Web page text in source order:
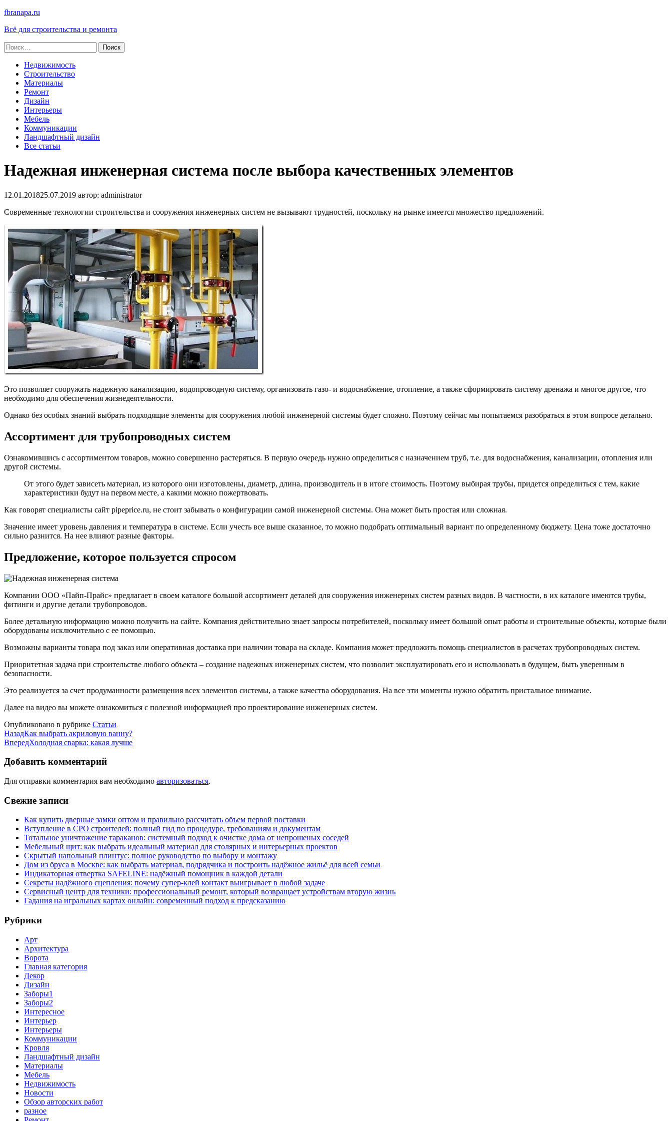
fbranapa.ru
Всё для строительства и ремонта
Найти:
Недвижимость
Строительство
Материалы
Ремонт
Дизайн
Интерьеры
Мебель
Коммуникации
Ландшафтный дизайн
Все статьи
Надежная инженерная система после выбора качественных элементов
12.01.201825.07.2019 автор: administrator
Современные технологии строительства и сооружения инженерных систем не вызывают трудностей, поскольку на рынке имеется множество предложений.
Это позволяет сооружать надежную канализацию, водопроводную систему, организовать газо- и водоснабжение, отопление, а также сформировать систему дренажа и многое другое, что
необходимо для обеспечения жизнедеятельности.
Однако без особых знаний выбрать подходящие элементы для сооружения любой инженерной системы будет сложно. Поэтому сейчас мы попытаемся разобраться в этом вопросе детально.
Ассортимент для трубопроводных систем
Ознакомившись с ассортиментом товаров, можно совершенно растеряться. В первую очередь нужно определиться с назначением труб, т.е. для водоснабжения, канализации, отопления или
другой системы.
От этого будет зависеть материал, из которого они изготовлены, диаметр, длина, производитель и в итоге стоимость. Поэтому выбирая трубы, придется определиться с тем, какие
характеристики будут на первом месте, а какими можно пожертвовать.
Как говорят специалисты сайт pipeprice.ru, не стоит забывать о конфигурации самой инженерной системы. Она может быть простая или сложная.
Значение имеет уровень давления и температура в системе. Если учесть все выше сказанное, то можно подобрать оптимальный вариант по определенному бюджету. Цена тоже достаточно
сильно разнится. На нее влияют разные факторы.
Предложение, которое пользуется спросом
Компании ООО «Пайп-Прайс» предлагает в своем каталоге большой ассортимент деталей для сооружения инженерных систем разных видов. В частности, в их каталоге имеются трубы,
фитинги и другие детали трубопроводов.
Более детальную информацию можно получить на сайте. Компания действительно знает запросы потребителей, поскольку имеет большой опыт работы и строительные объекты, которые были
оборудованы исключительно с ее помощью.
Возможны варианты товара под заказ или оперативная доставка при наличии товара на складе. Компания может предложить помощь специалистов в расчетах трубопроводных систем.
Приоритетная задача при строительстве любого объекта – создание надежных инженерных систем, что позволит эксплуатировать его и использовать в будущем, быть уверенным в
безопасности.
Это реализуется за счет продуманности размещения всех элементов системы, а также качества оборудования. На все эти моменты нужно обратить пристальное внимание.
Далее на видео вы можете ознакомиться с полезной информацией про проектирование инженерных систем.
Опубликовано в рубрике Статьи
НазадКак выбрать акриловую ванну?
ВпередХолодная сварка: какая лучше
Добавить комментарий
Для отправки комментария вам необходимо авторизоваться.
Свежие записи
Как купить дверные замки оптом и правильно рассчитать объем первой поставки
Вступление в СРО строителей: полный гид по процедуре, требованиям и документам
Тотальное уничтожение тараканов: системный подход к очистке дома от непрошеных соседей
Мебельный щит: как выбрать идеальный материал для столярных и интерьерных проектов
Скрытый напольный плинтус: полное руководство по выбору и монтажу
Дом из бруса в Москве: как выбрать материал, подрядчика и построить надёжное жильё для всей семьи
Индикаторная отвертка SAFELINE: надёжный помощник в каждой детали
Секреты надёжного сцепления: почему супер‑клей контакт выигрывает в любой задаче
Сервисный центр для техники: профессиональный ремонт, который возвращает устройствам вторую жизнь
Гадания на игральных картах онлайн: современный подход к предсказанию
Рубрики
Арт
Архитектура
Ворота
Главная категория
Декор
Дизайн
Заборы1
Заборы2
Интересное
Интерьер
Интерьеры
Коммуникации
Кровля
Ландшафтный дизайн
Материалы
Мебель
Недвижимость
Новости
Обзор авторских работ
разное